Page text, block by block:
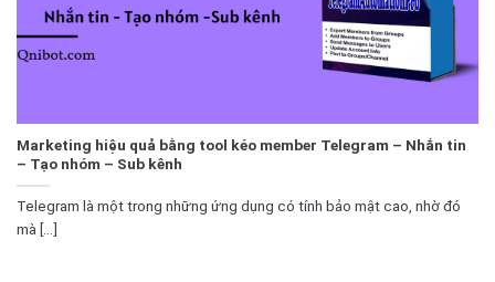
Marketing hiệu quả bằng tool kéo member Telegram – Nhắn tin
– Tạo nhóm – Sub kênh
Telegram là một trong những ứng dụng có tính bảo mật cao, nhờ đó
mà [...]